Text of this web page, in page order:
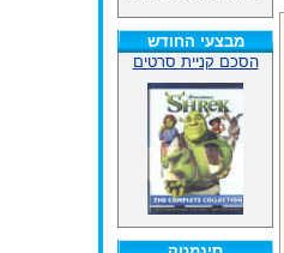
מבצעי החודש
הסכם קניית סרטים